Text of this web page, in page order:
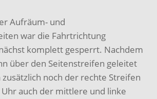
Aufräum- und
war die Fahrtrichtung
komplett gesperrt. Nachdem
über den Seitenstreifen geleitet
noch der rechte Streifen
auch der mittlere und linke